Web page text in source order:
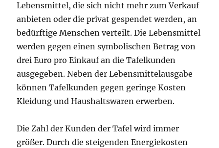
Lebensmittel, die sich nicht mehr zum Verkauf
anbieten oder die privat gespendet werden, an
bedürftige Menschen verteilt. Die Lebensmittel
werden gegen einen symbolischen Betrag von
drei Euro pro Einkauf an die Tafelkunden
ausgegeben. Neben der Lebensmittelausgabe
können Tafelkunden gegen geringe Kosten
Kleidung und Haushaltswaren erwerben.
Die Zahl der Kunden der Tafel wird immer
größer. Durch die steigenden Energiekosten